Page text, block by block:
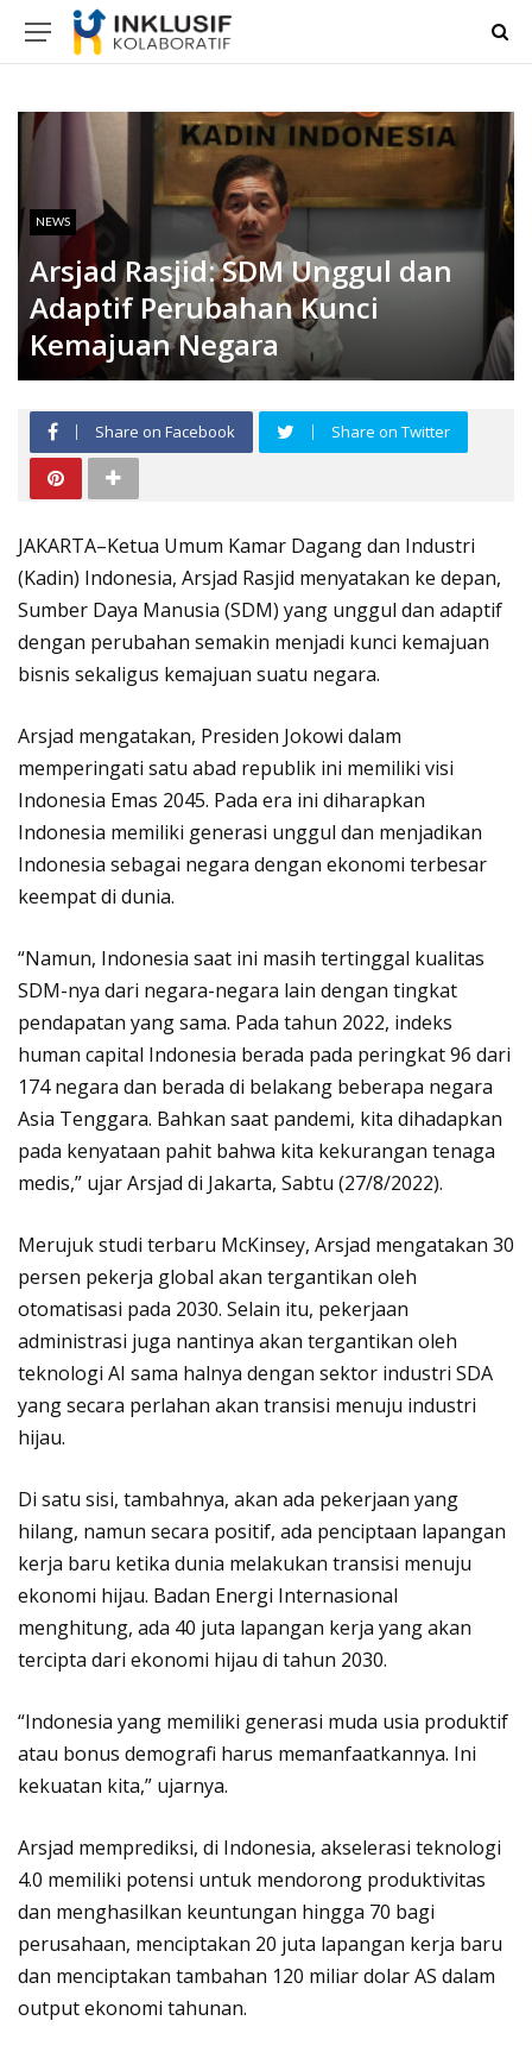
NEWS
Arsjad Rasjid: SDM Unggul dan
Adaptif Perubahan Kunci
Kemajuan Negara
Share on Facebook Share on Twitter
JAKARTA–Ketua Umum Kamar Dagang dan Industri
(Kadin) Indonesia, Arsjad Rasjid menyatakan ke depan,
Sumber Daya Manusia (SDM) yang unggul dan adaptif
dengan perubahan semakin menjadi kunci kemajuan
bisnis sekaligus kemajuan suatu negara.
Arsjad mengatakan, Presiden Jokowi dalam
memperingati satu abad republik ini memiliki visi
Indonesia Emas 2045. Pada era ini diharapkan
Indonesia memiliki generasi unggul dan menjadikan
Indonesia sebagai negara dengan ekonomi terbesar
keempat di dunia.
“Namun, Indonesia saat ini masih tertinggal kualitas
SDM-nya dari negara-negara lain dengan tingkat
pendapatan yang sama. Pada tahun 2022, indeks
human capital Indonesia berada pada peringkat 96 dari
174 negara dan berada di belakang beberapa negara
Asia Tenggara. Bahkan saat pandemi, kita dihadapkan
pada kenyataan pahit bahwa kita kekurangan tenaga
medis,” ujar Arsjad di Jakarta, Sabtu (27/8/2022).
Merujuk studi terbaru McKinsey, Arsjad mengatakan 30
persen pekerja global akan tergantikan oleh
otomatisasi pada 2030. Selain itu, pekerjaan
administrasi juga nantinya akan tergantikan oleh
teknologi AI sama halnya dengan sektor industri SDA
yang secara perlahan akan transisi menuju industri
hijau.
Di satu sisi, tambahnya, akan ada pekerjaan yang
hilang, namun secara positif, ada penciptaan lapangan
kerja baru ketika dunia melakukan transisi menuju
ekonomi hijau. Badan Energi Internasional
menghitung, ada 40 juta lapangan kerja yang akan
tercipta dari ekonomi hijau di tahun 2030.
“Indonesia yang memiliki generasi muda usia produktif
atau bonus demografi harus memanfaatkannya. Ini
kekuatan kita,” ujarnya.
Arsjad memprediksi, di Indonesia, akselerasi teknologi
4.0 memiliki potensi untuk mendorong produktivitas
dan menghasilkan keuntungan hingga 70 bagi
perusahaan, menciptakan 20 juta lapangan kerja baru
dan menciptakan tambahan 120 miliar dolar AS dalam
output ekonomi tahunan.